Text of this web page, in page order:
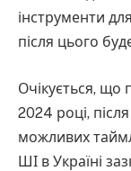
інструменти
після цього
Очікується, що
2024 році,
можливих
ШІ в Україні